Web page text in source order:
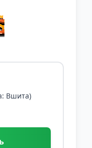
Вшита)